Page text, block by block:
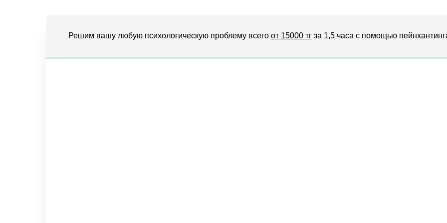
Решим вашу любую психологическую проблему всего от 15000 тг за 1,5 часа с помощью